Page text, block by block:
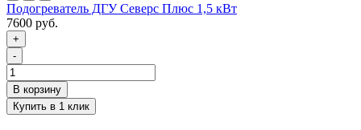
Подогреватель ДГУ Северс Плюс 1,5 кВт
7600 руб.
+
-